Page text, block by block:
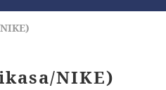
NIKE)